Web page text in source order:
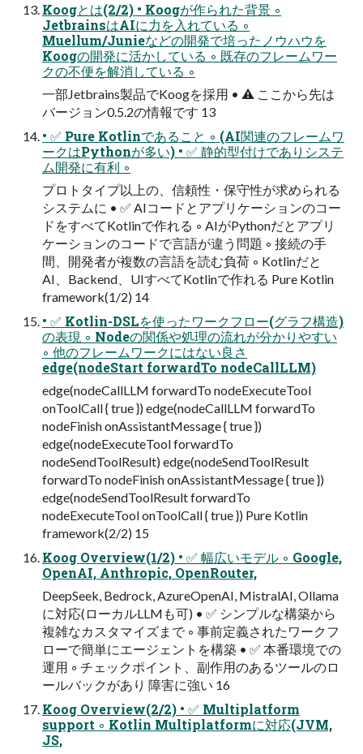
Koogとは(2/2) • Koogが作られた背景 ◦
JetbrainsはAIに力を入れている ◦
Muellum/Junieなどの開発で培ったノウハウを
Koogの開発に活かしている ◦ 既存のフレームワー
クの不便を解消している ◦
一部Jetbrains製品でKoogを採用 • ⚠ ここから先は
バージョン0.5.2の情報です 13
• ✅ Pure Kotlinであること ◦ (AI関連のフレームワ
ークはPythonが多い) • ✅ 静的型付けでありシステ
ム開発に有利 ◦
プロトタイプ以上の、信頼性・保守性が求められる
システムに • ✅ AIコードとアプリケーションのコー
ドをすべてKotlinで作れる ◦ AIがPythonだとアプリ
ケーションのコードで言語が違う問題 ◦ 接続の手
間、開発者が複数の言語を読む負荷 ◦ Kotlinだと
AI、Backend、UIすべてKotlinで作れる Pure Kotlin
framework(1/2) 14
• ✅ Kotlin-DSLを使ったワークフロー(グラフ構造)
の表現 ◦ Nodeの関係や処理の流れが分かりやすい
◦ 他のフレームワークにはない良さ
edge(nodeStart forwardTo nodeCallLLM)
edge(nodeCallLLM forwardTo nodeExecuteTool
onToolCall { true }) edge(nodeCallLLM forwardTo
nodeFinish onAssistantMessage { true })
edge(nodeExecuteTool forwardTo
nodeSendToolResult) edge(nodeSendToolResult
forwardTo nodeFinish onAssistantMessage { true })
edge(nodeSendToolResult forwardTo
nodeExecuteTool onToolCall { true }) Pure Kotlin
framework(2/2) 15
Koog Overview(1/2) • ✅ 幅広いモデル ◦ Google,
OpenAI, Anthropic, OpenRouter,
DeepSeek, Bedrock, AzureOpenAI, MistralAI, Ollama
に対応(ローカルLLMも可) • ✅ シンプルな構築から
複雑なカスタマイズまで ◦ 事前定義されたワークフ
ローで簡単にエージェントを構築 • ✅ 本番環境での
運用 ◦ チェックポイント、副作用のあるツールのロ
ールバックがあり 障害に強い 16
Koog Overview(2/2) • ✅ Multiplatform
support ◦ Kotlin Multiplatformに対応(JVM,
JS,